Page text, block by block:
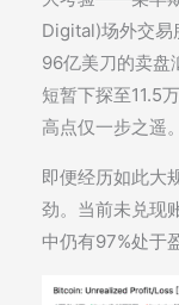
Digital)场外交易
96亿美刀的卖盘
短暂下探至11.5
高点仅一步之遥。
即便经历如此大
劲。当前未兑现
中仍有97%处于